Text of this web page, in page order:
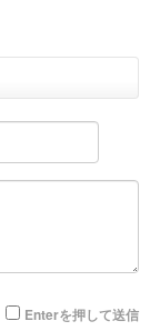
Enterを押して送信